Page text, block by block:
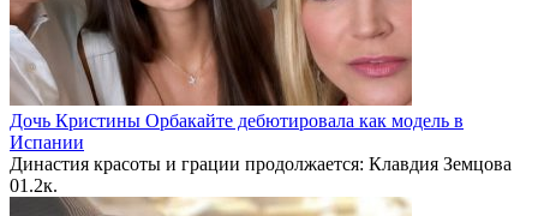
Дочь Кристины Орбакайте дебютировала как модель в
Испании
Династия красоты и грации продолжается: Клавдия Земцова
01.2к.